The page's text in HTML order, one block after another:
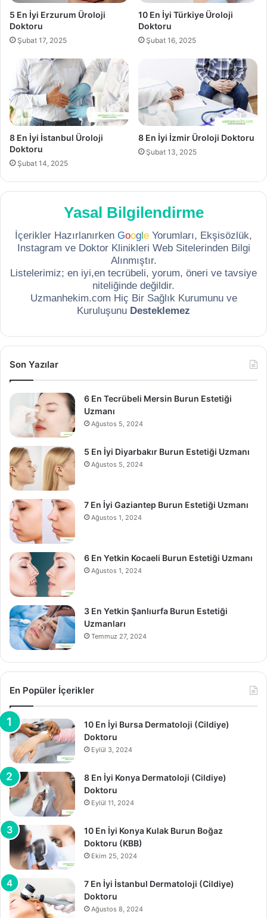
5 En İyi Erzurum Üroloji
Doktoru
Şubat 17, 2025
10 En İyi Türkiye Üroloji
Doktoru
Şubat 16, 2025
8 En İyi İstanbul Üroloji
Doktoru
Şubat 14, 2025
8 En İyi İzmir Üroloji Doktoru
Şubat 13, 2025
Yasal Bilgilendirme
İçerikler Hazırlanırken Goog e Yorumları, Ekşisözlük,
Instagram ve Doktor Klinikleri Web Sitelerinden Bilgi
Alınmıştır.
Listelerimiz; en iyi,en tecrübeli, yorum, öneri ve tavsiye
niteliğinde değildir.
Uzmanhekim.com Hiç Bir Sağlık Kurumunu ve
Kuruluşunu Desteklemez
Son Yazılar
6 En Tecrübeli Mersin Burun Estetiği
Uzmanı
Ağustos 5, 2024
5 En İyi Diyarbakır Burun Estetiği Uzmanı
Ağustos 5, 2024
7 En İyi Gaziantep Burun Estetiği Uzmanı
Ağustos 1, 2024
6 En Yetkin Kocaeli Burun Estetiği Uzmanı
Ağustos 1, 2024
3 En Yetkin Şanlıurfa Burun Estetiği
Uzmanları
Temmuz 27, 2024
En Popüler İçerikler
10 En İyi Bursa Dermatoloji (Cildiye)
Doktoru
Eylül 3, 2024
8 En İyi Konya Dermatoloji (Cildiye)
Doktoru
Eylül 11, 2024
10 En İyi Konya Kulak Burun Boğaz
Doktoru (KBB)
Ekim 25, 2024
7 En İyi İstanbul Dermatoloji (Cildiye)
Doktoru
Ağustos 8, 2024